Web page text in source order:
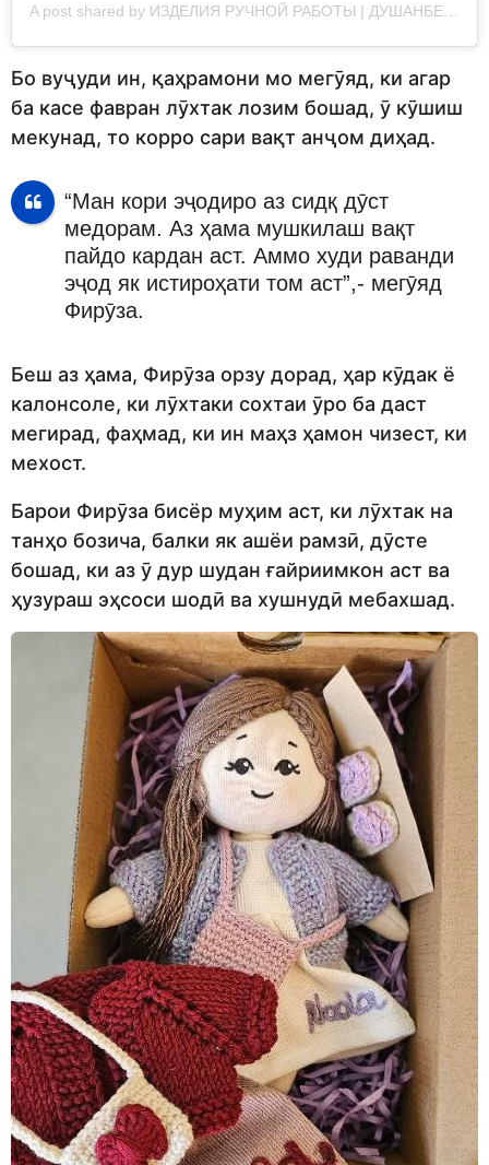
Бо вуҷуди ин, қаҳрамони мо мегӯяд, ки агар
ба касе фавран лӯхтак лозим бошад, ӯ кӯшиш
мекунад, то корро сари вақт анҷом диҳад.
“Ман кори эҷодиро аз сидқ дӯст
медорам. Аз ҳама мушкилаш вақт
пайдо кардан аст. Аммо худи раванди
эҷод як истироҳати том аст”,- мегӯяд
Фирӯза.
Беш аз ҳама, Фирӯза орзу дорад, ҳар кӯдак ё
калонсоле, ки лӯхтаки сохтаи ӯро ба даст
мегирад, фаҳмад, ки ин маҳз ҳамон чизест, ки
мехост.
Барои Фирӯза бисёр муҳим аст, ки лӯхтак на
танҳо бозича, балки як ашёи рамзӣ, дӯсте
бошад, ки аз ӯ дур шудан ғайриимкон аст ва
ҳузураш эҳсоси шодӣ ва хушнудӣ мебахшад.